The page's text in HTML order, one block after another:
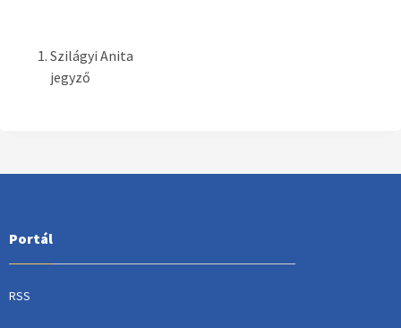
Rendeletek kihirdetése
Szilágyi Anita
jegyző
Portál
RSS